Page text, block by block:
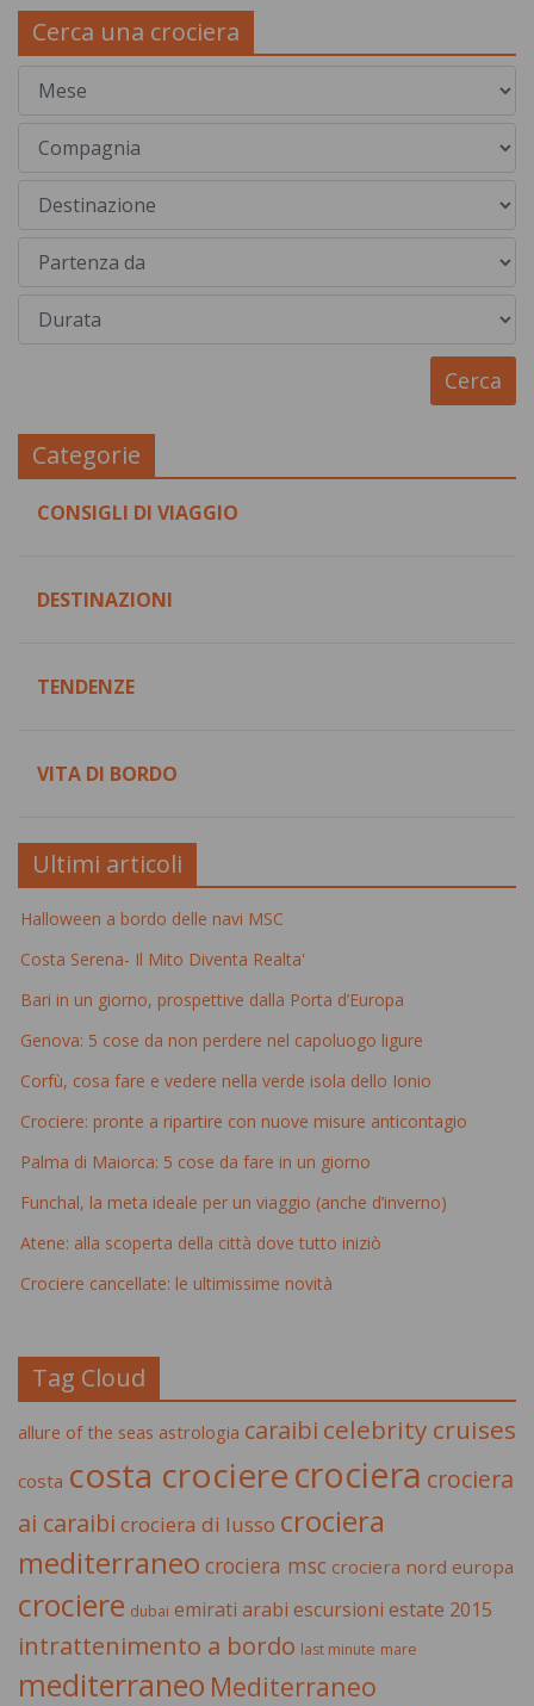
Cerca una crociera
Categorie
CONSIGLI DI VIAGGIO
DESTINAZIONI
TENDENZE
VITA DI BORDO
Ultimi articoli
Halloween a bordo delle navi MSC
Costa Serena- Il Mito Diventa Realta'
Bari in un giorno, prospettive dalla Porta d’Europa
Genova: 5 cose da non perdere nel capoluogo ligure
Corfù, cosa fare e vedere nella verde isola dello Ionio
Crociere: pronte a ripartire con nuove misure anticontagio
Palma di Maiorca: 5 cose da fare in un giorno
Funchal, la meta ideale per un viaggio (anche d’inverno)
Atene: alla scoperta della città dove tutto iniziò
Crociere cancellate: le ultimissime novità
Tag Cloud
allure of the seas astrologia caraibi celebrity cruises
costa costa crocierecrociera crociera
ai caraibi crociera di lusso crociera
mediterraneo crociera msc crociera nord europa
crociere dubai emirati arabi escursioni estate 2015
intrattenimento a bordo last minute mare
mediterraneo Mediterraneo